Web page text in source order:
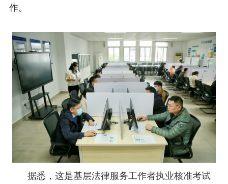
关于开展“2025年青年普法志愿者法治文化基层行”活动的通知 2025-04-22
会议预告 | 中国法学会法学期刊研究会2025年年会将在重庆召开 2025-03-12
作。
据悉，这是基层法律服务工作者执业核准考试